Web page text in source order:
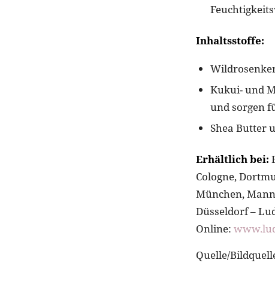
Inhaltsstoffe:
Kukui- und
und sorgen
Shea Butter
Erhältlich bei:
Cologne,
München,
Düsseldorf –
Online:
Quelle/